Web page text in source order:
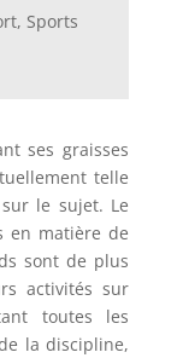
, Sports
ses graisses
telle
le sujet. Le
en matière de
sont de plus
activités sur
toutes les
la discipline,